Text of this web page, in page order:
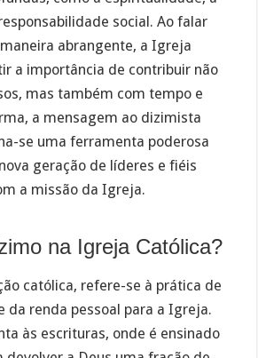
social. Ao falar
abrangente, a Igreja
a importância de contribuir não
mas também com tempo e
a mensagem ao dizimista
se uma ferramenta poderosa
geração de líderes e fiéis
a missão da Igreja.
na Igreja Católica?
católica, refere-se à prática de
da renda pessoal para a Igreja.
às escrituras, onde é ensinado